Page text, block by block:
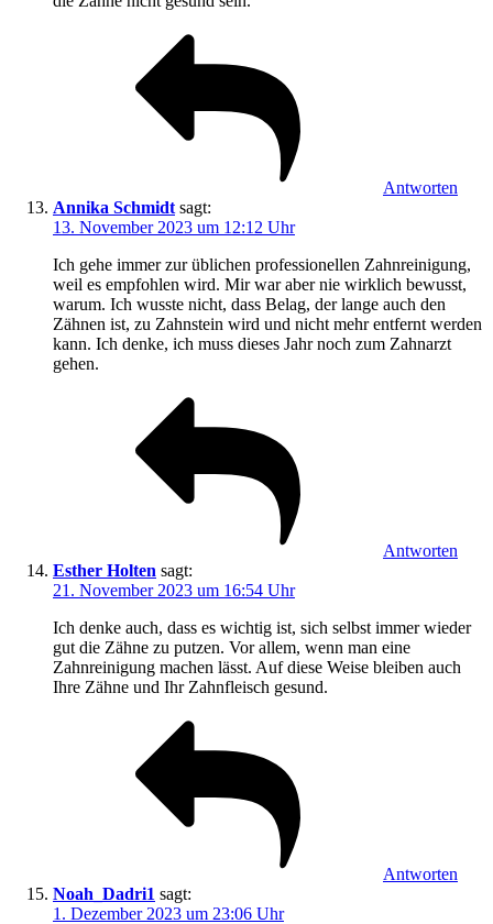
Antworten
Annika Schmidt sagt:
13. November 2023 um 12:12 Uhr
Ich gehe immer zur üblichen professionellen Zahnreinigung,
weil es empfohlen wird. Mir war aber nie wirklich bewusst,
warum. Ich wusste nicht, dass Belag, der lange auch den
Zähnen ist, zu Zahnstein wird und nicht mehr entfernt werden
kann. Ich denke, ich muss dieses Jahr noch zum Zahnarzt
gehen.
Antworten
Esther Holten sagt:
21. November 2023 um 16:54 Uhr
Ich denke auch, dass es wichtig ist, sich selbst immer wieder
gut die Zähne zu putzen. Vor allem, wenn man eine
Zahnreinigung machen lässt. Auf diese Weise bleiben auch
Ihre Zähne und Ihr Zahnfleisch gesund.
Antworten
Noah_Dadri1 sagt:
1. Dezember 2023 um 23:06 Uhr